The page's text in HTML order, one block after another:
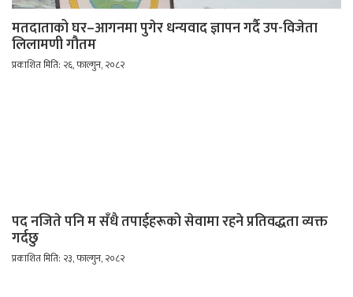
मतदाताको घर–आगनमा पुगेर धन्यवाद ज्ञापन गर्दै उप-विजेता
लिलामणी गौतम
प्रकाशित मिति: २६, फाल्गुन, २०८२
पद नजिते पनि म सँधै तपाईहरूको सेवामा रहने प्रतिवद्धता व्यक्त
गर्दछु
प्रकाशित मिति: २३, फाल्गुन, २०८२